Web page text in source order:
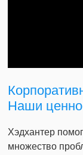
Наши
Хэдхантер
множество